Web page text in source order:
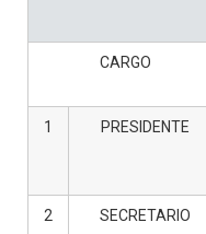
CARGO
1 PRESIDENTE
2 SECRETARIO